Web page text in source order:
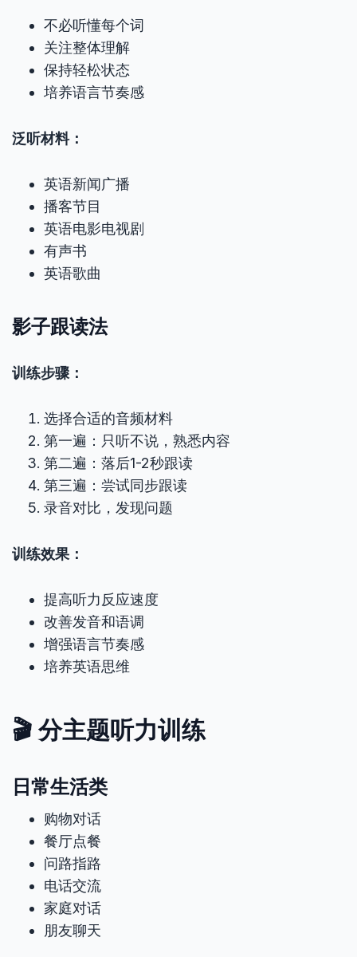
不必听懂每个词
关注整体理解
保持轻松状态
培养语言节奏感
泛听材料：
英语新闻广播
播客节目
英语电影电视剧
有声书
英语歌曲
影子跟读法
训练步骤：
选择合适的音频材料
第一遍：只听不说，熟悉内容
第二遍：落后1-2秒跟读
第三遍：尝试同步跟读
录音对比，发现问题
训练效果：
提高听力反应速度
改善发音和语调
增强语言节奏感
培养英语思维
🎬 分主题听力训练
日常生活类
购物对话
餐厅点餐
问路指路
电话交流
家庭对话
朋友聊天